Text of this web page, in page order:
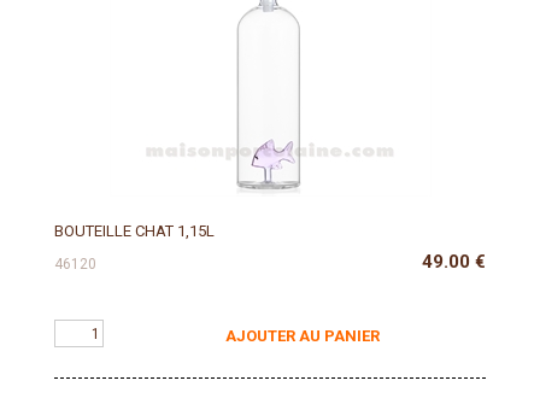
BOUTEILLE CHAT 1,15L
46120 49.00 €
AJOUTER AU PANIER